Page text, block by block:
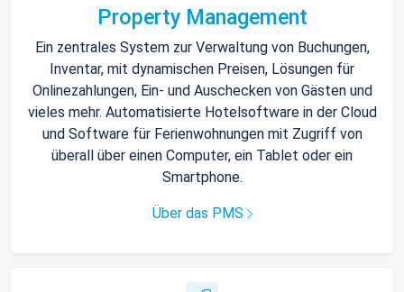
Property Management
Ein zentrales System zur Verwaltung von Buchungen,
Inventar, mit dynamischen Preisen, Lösungen für
Onlinezahlungen, Ein- und Auschecken von Gästen und
vieles mehr. Automatisierte Hotelsoftware in der Cloud
und Software für Ferienwohnungen mit Zugriff von
überall über einen Computer, ein Tablet oder ein
Smartphone.
Über das PMS